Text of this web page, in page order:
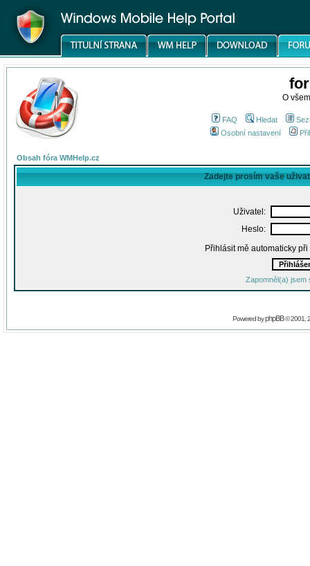
O
FAQ Hledat
Osobní nastavení
Obsah fóra WMHelp.cz
Zadejte prosím vaše
Uživatel:
Heslo:
Přihlásit mě automaticky
Zapomněl(a) jsem
Powered byphpBB© 2001,